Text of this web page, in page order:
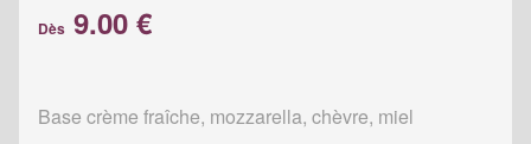
Dès 9.00 €
Base crème fraîche, mozzarella, chèvre, miel